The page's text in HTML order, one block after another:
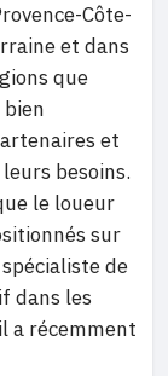
Côte-
et dans
que
et
besoins.
le loueur
sur
de
dans les
a récemment